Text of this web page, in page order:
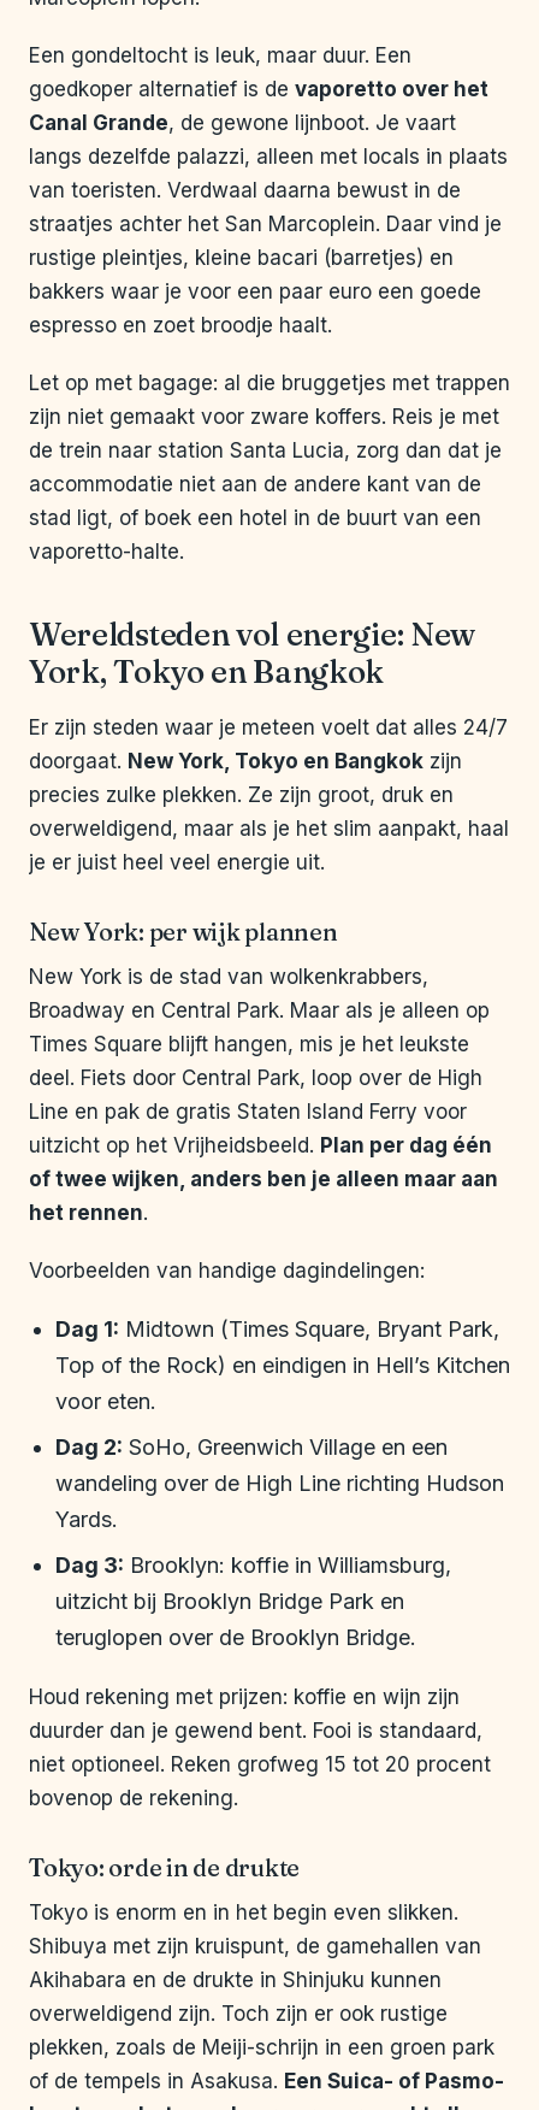
Een gondeltocht is leuk, maar duur. Een
goedkoper alternatief is de vaporetto over het
Canal Grande, de gewone lijnboot. Je vaart
langs dezelfde palazzi, alleen met locals in plaats
van toeristen. Verdwaal daarna bewust in de
straatjes achter het San Marcoplein. Daar vind je
rustige pleintjes, kleine bacari (barretjes) en
bakkers waar je voor een paar euro een goede
espresso en zoet broodje haalt.
Let op met bagage: al die bruggetjes met trappen
zijn niet gemaakt voor zware koffers. Reis je met
de trein naar station Santa Lucia, zorg dan dat je
accommodatie niet aan de andere kant van de
stad ligt, of boek een hotel in de buurt van een
vaporetto-halte.
Wereldsteden vol energie: New
York, Tokyo en Bangkok
Er zijn steden waar je meteen voelt dat alles 24/7
doorgaat. New York, Tokyo en Bangkok zijn
precies zulke plekken. Ze zijn groot, druk en
overweldigend, maar als je het slim aanpakt, haal
je er juist heel veel energie uit.
New York: per wijk plannen
New York is de stad van wolkenkrabbers,
Broadway en Central Park. Maar als je alleen op
Times Square blijft hangen, mis je het leukste
deel. Fiets door Central Park, loop over de High
Line en pak de gratis Staten Island Ferry voor
uitzicht op het Vrijheidsbeeld. Plan per dag één
of twee wijken, anders ben je alleen maar aan
het rennen.
Voorbeelden van handige dagindelingen:
Dag 1: Midtown (Times Square, Bryant Park,
Top of the Rock) en eindigen in Hell’s Kitchen
voor eten.
Dag 2: SoHo, Greenwich Village en een
wandeling over de High Line richting Hudson
Yards.
Dag 3: Brooklyn: koffie in Williamsburg,
uitzicht bij Brooklyn Bridge Park en
teruglopen over de Brooklyn Bridge.
Houd rekening met prijzen: koffie en wijn zijn
duurder dan je gewend bent. Fooi is standaard,
niet optioneel. Reken grofweg 15 tot 20 procent
bovenop de rekening.
Tokyo: orde in de drukte
Tokyo is enorm en in het begin even slikken.
Shibuya met zijn kruispunt, de gamehallen van
Akihabara en de drukte in Shinjuku kunnen
overweldigend zijn. Toch zijn er ook rustige
plekken, zoals de Meiji-schrijn in een groen park
of de tempels in Asakusa. Een Suica- of Pasmo-